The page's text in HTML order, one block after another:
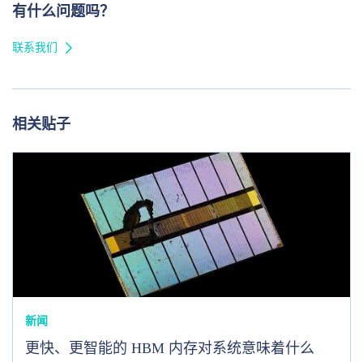
有什么问题吗？
联系我们
相关贴子
新闻
更快、更智能的 HBM 内存对系统意味着什么